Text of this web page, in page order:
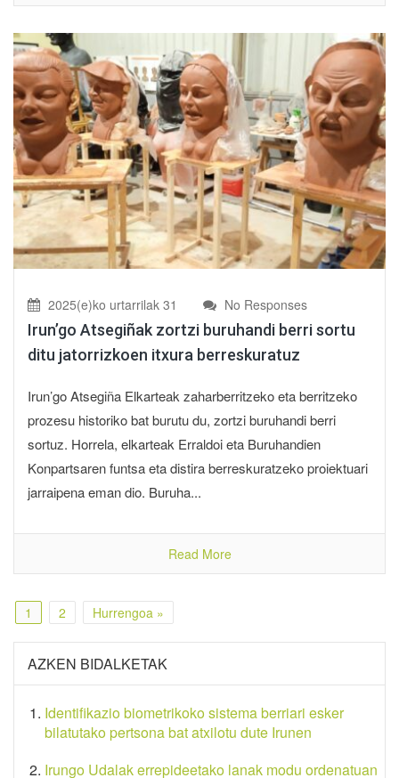
2025(e)ko urtarrilak 31 No Responses
Irun’go Atsegiñak zortzi buruhandi berri sortu
ditu jatorrizkoen itxura berreskuratuz
Irun’go Atsegiña Elkarteak zaharberritzeko eta berritzeko
prozesu historiko bat burutu du, zortzi buruhandi berri
sortuz. Horrela, elkarteak Erraldoi eta Buruhandien
Konpartsaren funtsa eta distira berreskuratzeko proiektuari
jarraipena eman dio. Buruha...
Read More
1 2 Hurrengoa »
AZKEN BIDALKETAK
Identifikazio biometrikoko sistema berriari esker
bilatutako pertsona bat atxilotu dute Irunen
Irungo Udalak errepideetako lanak modu ordenatuan